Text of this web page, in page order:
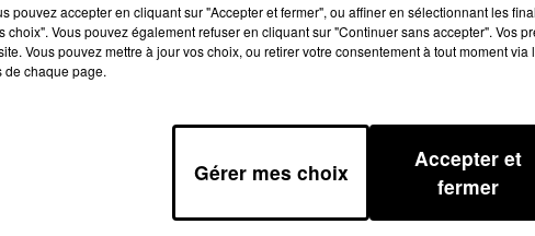
pouvez accepter en cliquant sur "Accepter et fermer", ou affiner en sélectionnant les
choix". Vous pouvez également refuser en cliquant sur "Continuer sans accepter". Vos
Vous pouvez mettre à jour vos choix, ou retirer votre consentement à tout moment
de chaque page.
Gérer mes choix
Accepter et
fermer